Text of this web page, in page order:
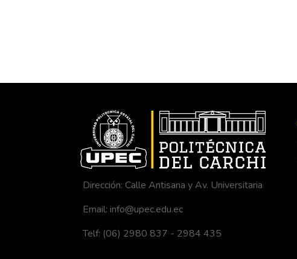
Dirección: Calle Antisana y Av. Universitaria
Email: info@upec.edu.ec
Telf: (06) 2980 837 - 2984 435